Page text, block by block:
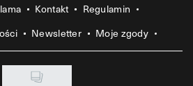
Kontakt
Regulamin
Newsletter Moje zgody